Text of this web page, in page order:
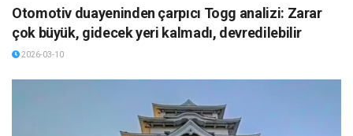
Otomotiv duayeninden çarpıcı Togg analizi: Zarar
çok büyük, gidecek yeri kalmadı, devredilebilir
2026-03-10